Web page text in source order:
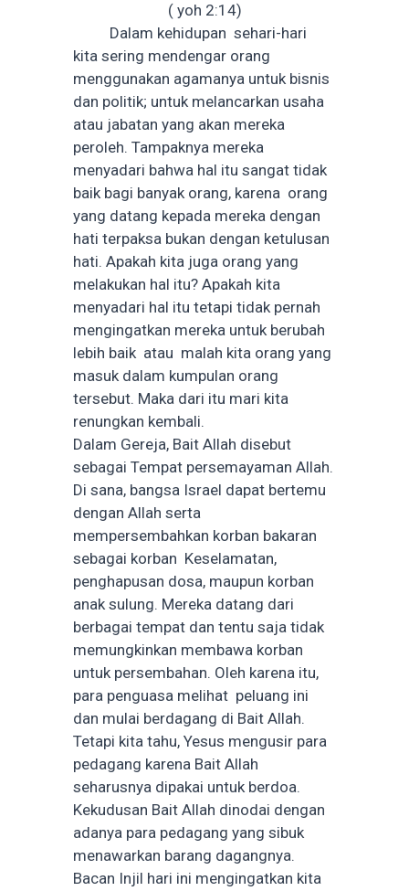
( yoh 2:14)
Dalam kehidupan sehari-hari
kita sering mendengar orang
menggunakan agamanya untuk bisnis
dan politik; untuk melancarkan usaha
atau jabatan yang akan mereka
peroleh. Tampaknya mereka
menyadari bahwa hal itu sangat tidak
baik bagi banyak orang, karena orang
yang datang kepada mereka dengan
hati terpaksa bukan dengan ketulusan
hati. Apakah kita juga orang yang
melakukan hal itu? Apakah kita
menyadari hal itu tetapi tidak pernah
mengingatkan mereka untuk berubah
lebih baik atau malah kita orang yang
masuk dalam kumpulan orang
tersebut. Maka dari itu mari kita
renungkan kembali.
Dalam Gereja, Bait Allah disebut
sebagai Tempat persemayaman Allah.
Di sana, bangsa Israel dapat bertemu
dengan Allah serta
mempersembahkan korban bakaran
sebagai korban Keselamatan,
penghapusan dosa, maupun korban
anak sulung. Mereka datang dari
berbagai tempat dan tentu saja tidak
memungkinkan membawa korban
untuk persembahan. Oleh karena itu,
para penguasa melihat peluang ini
dan mulai berdagang di Bait Allah.
Tetapi kita tahu, Yesus mengusir para
pedagang karena Bait Allah
seharusnya dipakai untuk berdoa.
Kekudusan Bait Allah dinodai dengan
adanya para pedagang yang sibuk
menawarkan barang dagangnya.
Bacan Injil hari ini mengingatkan kita